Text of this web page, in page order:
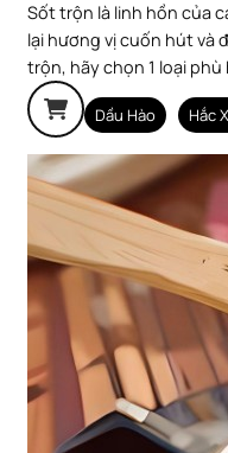
Sốt trộn là linh hồn của các món bún, mì, hủ tiếu khô, mang
lại hương vị cuốn hút và
trộn, hãy chọn 1 loại phù
Dầu Hào Hắc